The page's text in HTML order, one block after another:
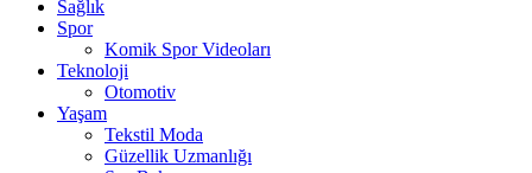
Sağlık
Spor
Komik Spor Videoları
Teknoloji
Otomotiv
Yaşam
Tekstil Moda
Güzellik Uzmanlığı